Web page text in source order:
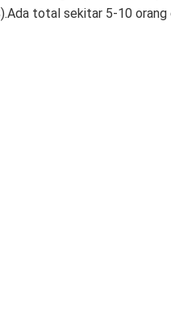
total sekitar 5-10